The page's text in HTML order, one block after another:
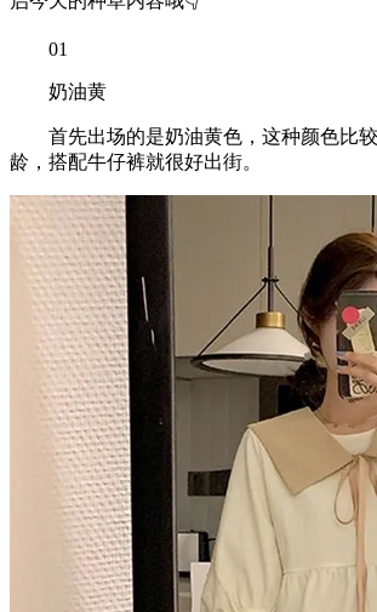
01
奶油黄
首先出场的是奶油黄色，这种颜色比较
龄，搭配牛仔裤就很好出街。